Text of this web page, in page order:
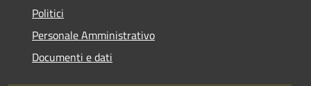
Politici
Personale Amministrativo
Documenti e dati